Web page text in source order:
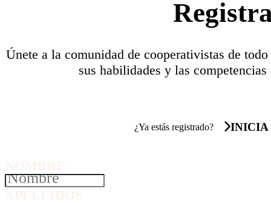
Únete a la comunidad de cooperativistas de
sus habilidades y las
¿Ya estás registrado? INICIA